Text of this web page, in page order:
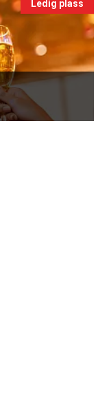
Ledig plass